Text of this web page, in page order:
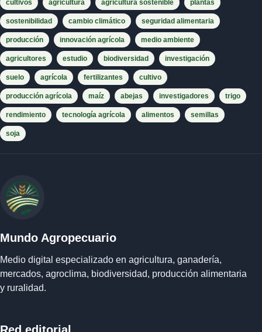
cultivos agricultura agricultura sostenible plantas
sostenibilidad cambio climático seguridad alimentaria
producción innovación agrícola medio ambiente
agricultores estudio biodiversidad investigación
suelo agrícola fertilizantes cultivo
producción agrícola maíz abejas investigadores trigo
rendimiento tecnología agrícola alimentos semillas
soja
Mundo Agropecuario
Medio digital especializado en agricultura, ganadería,
mercados, agroclima, biodiversidad, producción alimentaria
y ruralidad.